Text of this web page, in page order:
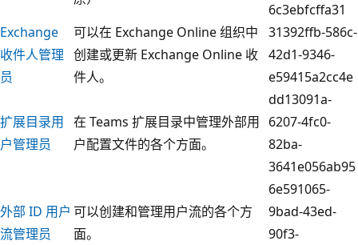
6c3ebfcffa31
Exchange
收件人管理
员
可以在 Exchange Online 组织中
创建或更新 Exchange Online 收
件人。
31392ffb-586c-
42d1-9346-
e59415a2cc4e
扩展目录用
户管理员
在 Teams 扩展目录中管理外部用
户配置文件的各个方面。
dd13091a-
6207-4fc0-
82ba-
3641e056ab95
外部 ID 用户
流管理员
可以创建和管理用户流的各个方
面。
6e591065-
9bad-43ed-
90f3-